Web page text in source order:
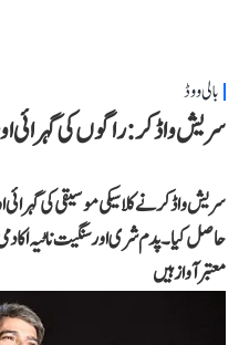
بالی ووڈ
سریش واڈکر: راگوں کی
سریش واڈکر نے کلاسیکی موسیقی کی گہرائی
حاصل کیا۔ پدم شری اور سنگیت ناٹیہ
معتبر آواز ہیں